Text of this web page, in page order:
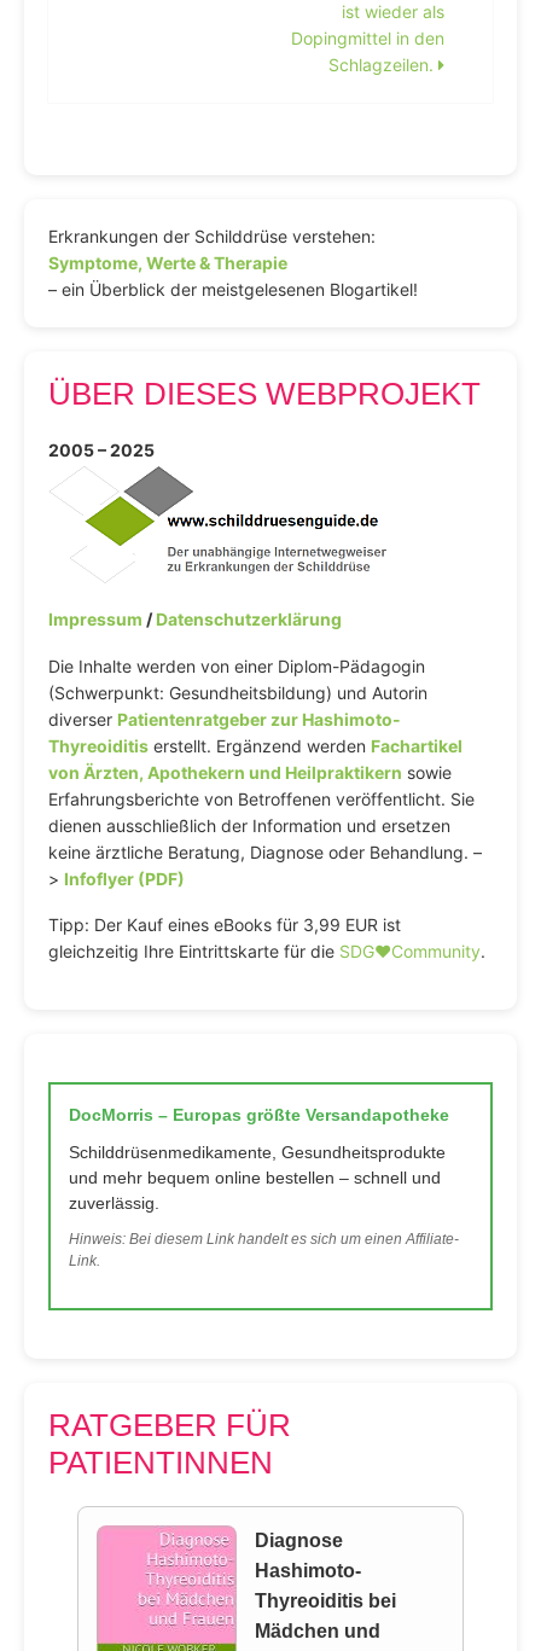
ist wieder als
Dopingmittel in den
Schlagzeilen.
Erkrankungen der Schilddrüse verstehen:
Symptome, Werte & Therapie
– ein Überblick der meistgelesenen Blogartikel!
ÜBER DIESES WEBPROJEKT
2005 – 2025
Impressum /Datenschutzerklärung
Die Inhalte werden von einer Diplom-Pädagogin
(Schwerpunkt: Gesundheitsbildung) und Autorin
diverser Patientenratgeber zur Hashimoto-
Thyreoiditis erstellt. Ergänzend werden Fachartikel
von Ärzten, Apothekern und Heilpraktikern sowie
Erfahrungsberichte von Betroffenen veröffentlicht. Sie
dienen ausschließlich der Information und ersetzen
keine ärztliche Beratung, Diagnose oder Behandlung. –
> Infoflyer (PDF)
Tipp: Der Kauf eines eBooks für 3,99 EUR ist
gleichzeitig Ihre Eintrittskarte für die SDG♥️Community.
DocMorris – Europas größte Versandapotheke
Schilddrüsenmedikamente, Gesundheitsprodukte
und mehr bequem online bestellen – schnell und
zuverlässig.
Hinweis: Bei diesem Link handelt es sich um einen Affiliate-
Link.
RATGEBER FÜR
PATIENTINNEN
Diagnose
Hashimoto-
Thyreoiditis bei
Mädchen und